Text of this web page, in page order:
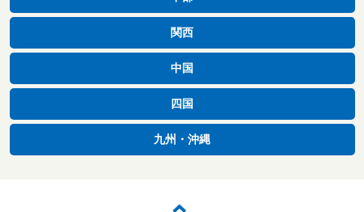
関西
中国
四国
九州・沖縄